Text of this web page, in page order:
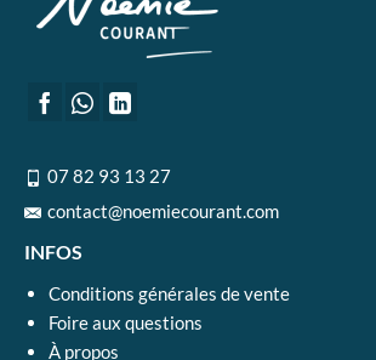
07 82 93 13 27
contact@noemiecourant.com
INFOS
Conditions générales de vente
Foire aux questions
À propos